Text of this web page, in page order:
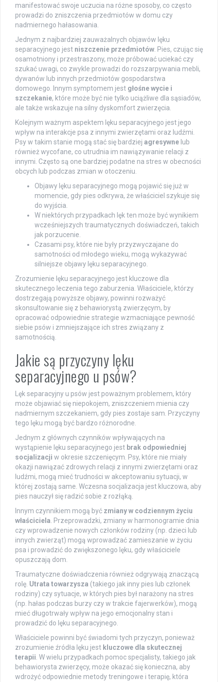
manifestować swoje uczucia na różne sposoby, co często
prowadzi do zniszczenia przedmiotów w domu czy
nadmiernego hałasowania.
Jednym z najbardziej zauważalnych objawów lęku
separacyjnego jest niszczenie przedmiotów . Pies, czując się
osamotniony i przestraszony, może próbować uciekać czy
szukać uwagi, co zwykle prowadzi do rozszarpywania mebli,
dywanów lub innych przedmiotów gospodarstwa
domowego. Innym symptomem jest głośne wycie i
szczekanie, które może być nie tylko uciążliwe dla sąsiadów,
ale także wskazuje na silny dyskomfort zwierzęcia.
Kolejnym ważnym aspektem lęku separacyjnego jest jego
wpływ na interakcje psa z innymi zwierzętami oraz ludźmi.
Psy w takim stanie mogą stać się bardziej agresywne lub
również wycofane, co utrudnia im nawiązywanie relacji z
innymi. Często są one bardziej podatne na stres w obecności
obcych lub podczas zmian w otoczeniu.
Objawy lęku separacyjnego mogą pojawić się już w
momencie, gdy pies odkrywa, że właściciel szykuje się
do wyjścia.
W niektórych przypadkach lęk ten może być wynikiem
wcześniejszych traumatycznych doświadczeń, takich
jak porzucenie.
Czasami psy, które nie były przyzwyczajane do
samotności od młodego wieku, mogą wykazywać
silniejsze objawy lęku separacyjnego.
Zrozumienie lęku separacyjnego jest kluczowe dla
skutecznego leczenia tego zaburzenia. Właściciele, którzy
dostrzegają powyższe objawy, powinni rozważyć
skonsultowanie się z behawiorystą zwierzęcym, by
opracować odpowiednie strategie wzmacniające pewność
siebie psów i zmniejszające ich stres związany z
samotnością.
Jakie są przyczyny lęku
separacyjnego u psów?
Lęk separacyjny u psów jest poważnym problemem, który
może objawiać się niepokojem, zniszczeniem mienia czy
nadmiernym szczekaniem, gdy pies zostaje sam. Przyczyny
tego lęku mogą być bardzo różnorodne.
Jednym z głównych czynników wpływających na
wystąpienie lęku separacyjnego jest brak odpowiedniej
socjalizacji w okresie szczenięcym. Psy, które nie miały
okazji nawiązać zdrowych relacji z innymi zwierzętami oraz
ludźmi, mogą mieć trudności w akceptowaniu sytuacji, w
której zostają same. Wczesna socjalizacja jest kluczowa, aby
pies nauczył się radzić sobie z rozłąką.
Innym czynnikiem mogą być zmiany w codziennym życiu
właściciela . Przeprowadzki, zmiany w harmonogramie dnia
czy wprowadzenie nowych członków rodziny (np. dzieci lub
innych zwierząt) mogą wprowadzać zamieszanie w życiu
psa i prowadzić do zwiększonego lęku, gdy właściciele
opuszczają dom.
Traumatyczne doświadczenia również odgrywają znaczącą
rolę. Utrata towarzysza (takiego jak inny pies lub członek
rodziny) czy sytuacje, w których pies był narażony na stres
(np. hałas podczas burzy czy w trakcie fajerwerków), mogą
mieć długotrwały wpływ na jego emocjonalny stan i
prowadzić do lęku separacyjnego.
Właściciele powinni być świadomi tych przyczyn, ponieważ
zrozumienie źródła lęku jest kluczowe dla skutecznej
terapii . W wielu przypadkach pomoc specjalisty, takiego jak
behawiorysta zwierzęcy, może okazać się konieczna, aby
wdrożyć odpowiednie metody treningowe i terapię, która